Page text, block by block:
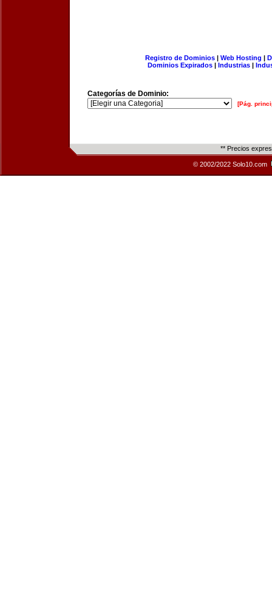
Registro de Dominios| Web Hosting |
Dominios Expirados | Industrias |
Categorías de Dominio:
[Pág.
** Precios
© 2002/2022 Solo10.com